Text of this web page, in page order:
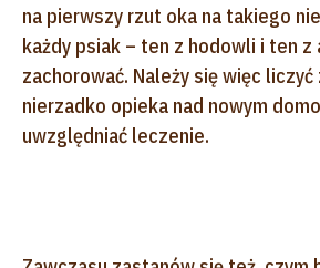
na pierwszy rzut oka na takiego
każdy psiak – ten z hodowli i ten z
zachorować. Należy się więc liczyć
nierzadko opieka nad nowym
uwzględniać leczenie.